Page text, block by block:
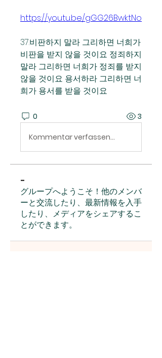
https://youtu.be/gGG26BwktNo
37.비판하지 말라 그리하면 너희가
비판을 받지 않을 것이요 정죄하지
말라 그리하면 너희가 정죄를 받지
않을 것이요 용서하라 그리하면 너
희가 용서를 받을 것이요
0 3
Kommentar verfassen...
-
グループへようこそ！他のメンバ
ーと交流したり、最新情報を入手
したり、メディアをシェアするこ
とができます。